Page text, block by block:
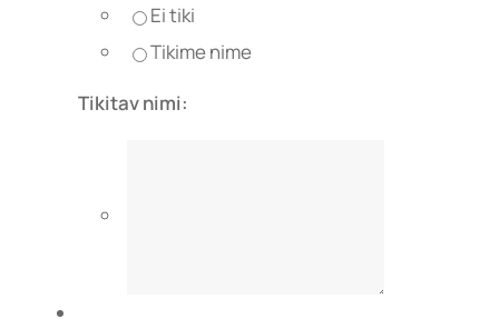
Ei tiki
Tikime nime
Tikitav nimi:
ostult -10% soodustust!